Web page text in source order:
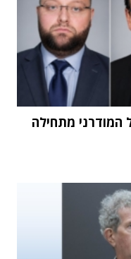
המודרני מתחילה